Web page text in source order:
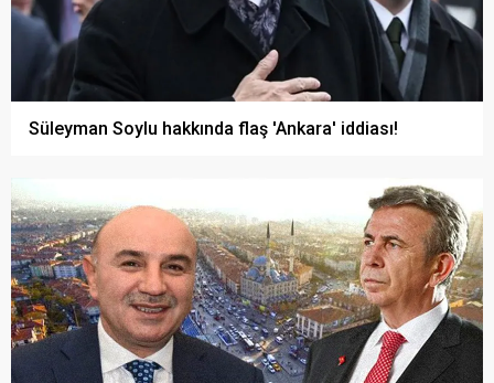
Süleyman Soylu hakkında flaş 'Ankara' iddiası!